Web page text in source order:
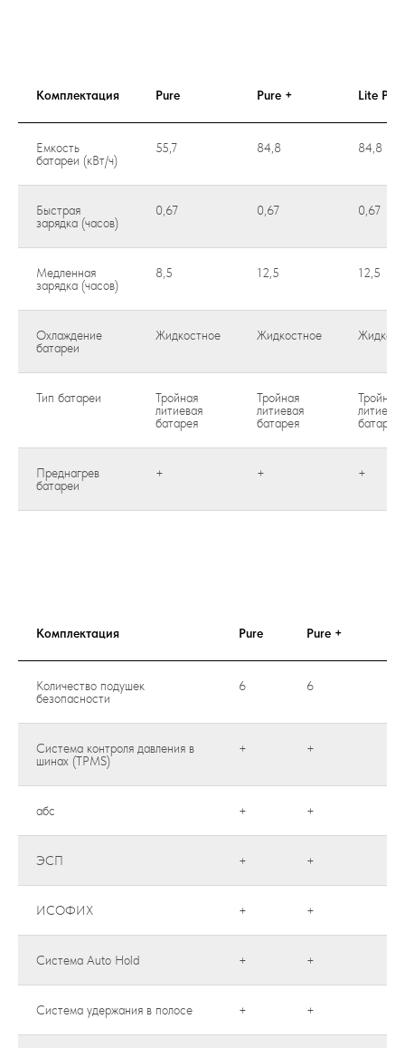
Комплектация Pure Pure + Lite Pro
Емкость
батареи (кВт/ч)
55,7 84,8 84,8
Быстрая
зарядка (часов)
0,67 0,67 0,67
Медленная
зарядка (часов)
8,5 12,5 12,5
Охлаждение
батареи
Жидкостное Жидкостное
Тип батареи
Тройная
литиевая
батарея
Тройная
литиевая
батарея
Тройная
литиевая
батарея
Преднагрев
батареи
+ + +
Комплектация Pure Pure +
Количество подушек
безопасности
6 6
Система контроля давления в
шинах (TPMS)
+ +
абс + +
ЭСП + +
ИСОФИХ + +
Система Auto Hold + +
Система удержания в полосе + +